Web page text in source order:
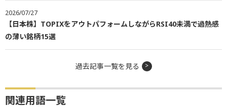
2026/07/27
【日本株】TOPIXをアウトパフォームしながらRSI40未満で過熱感
の薄い銘柄15選
過去記事一覧を見る
関連用語一覧